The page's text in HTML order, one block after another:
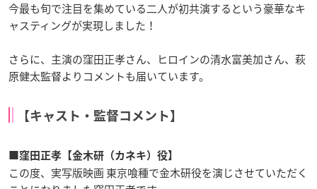
今最も旬で注目を集めている二人が初共演するという豪華なキ
ャスティングが実現しました！
さらに、主演の窪田正孝さん、ヒロインの清水富美加さん、萩
原健太監督よりコメントも届いています。
【キャスト・監督コメント】
■窪田正孝【金木研（カネキ）役】
この度、実写版映画 東京喰種で金木研役を演じさせていただく